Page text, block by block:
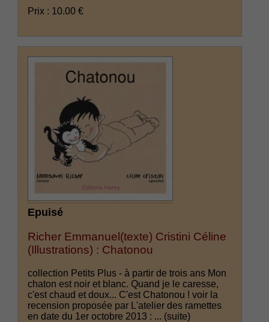
Prix : 10.00 €
Epuisé
Richer Emmanuel(texte) Cristini Céline
(Illustrations) : Chatonou
collection Petits Plus - à partir de trois ans Mon
chaton est noir et blanc. Quand je le caresse,
c'est chaud et doux... C'est Chatonou ! voir la
recension proposée par L'atelier des ramettes
en date du 1er octobre 2013 : ... (suite)